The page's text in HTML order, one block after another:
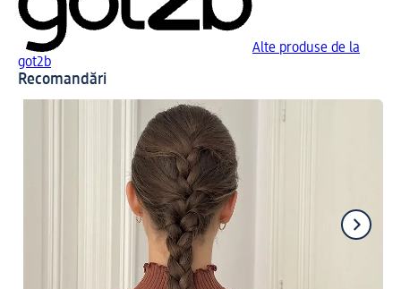
Alte produse de la
got2b
Recomandări